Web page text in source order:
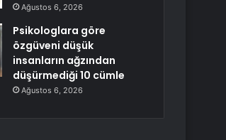
Ağustos 6, 2026
Psikologlara göre
özgüveni düşük
insanların ağzından
düşürmediği 10 cümle
Ağustos 6, 2026